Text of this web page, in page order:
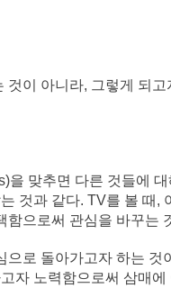
이 아니라, 그렇게 되
을 맞추면 다른 것들에
것과 같다. TV를 볼 때
함으로써 관심을 바꾸는
로 돌아가고자 하는
자 노력함으로써 삼매